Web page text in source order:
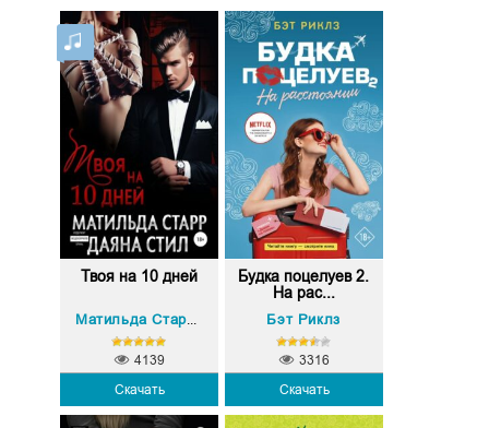
Твоя на 10 дней
Матильда Старр Даяна Стил
Скачать
4139
Будка поцелуев 2.
На рас...
Бэт Риклз
Скачать
3316